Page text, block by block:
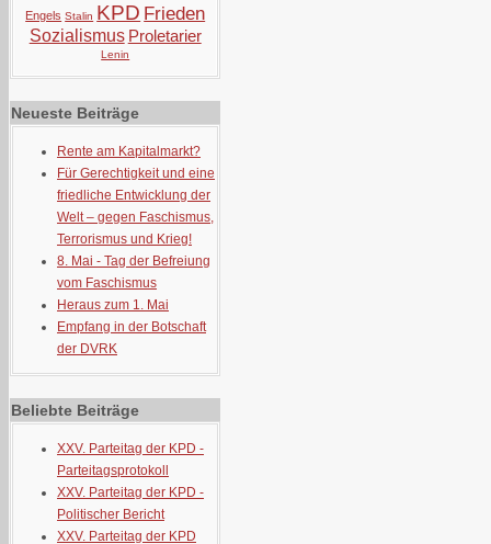
Engels Stalin KPD Frieden
Sozialismus Proletarier
Lenin
Neueste Beiträge
Rente am Kapitalmarkt?
Für Gerechtigkeit und eine
friedliche Entwicklung der
Welt – gegen Faschismus,
Terrorismus und Krieg!
8. Mai - Tag der Befreiung
vom Faschismus
Heraus zum 1. Mai
Empfang in der Botschaft
der DVRK
Beliebte Beiträge
XXV. Parteitag der KPD -
Parteitagsprotokoll
XXV. Parteitag der KPD -
Politischer Bericht
XXV. Parteitag der KPD